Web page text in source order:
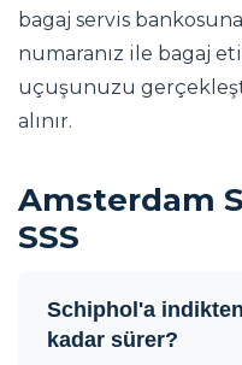
bagaj servis
numaranız ile bagaj
uçuşunuzu
alınır.
Amsterdam
SSS
Schiphol'a
kadar sürer?